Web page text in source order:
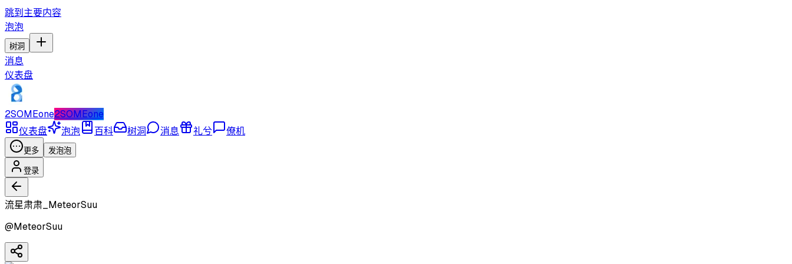
跳到主要内容
泡泡
树洞
消息
仪表盘
2SOMEone2SOMEone
仪表盘
泡泡 百科 树洞 消息 礼兮 僚机
更多 发泡泡
登录
流星肃肃_MeteorSuu
@MeteorSuu